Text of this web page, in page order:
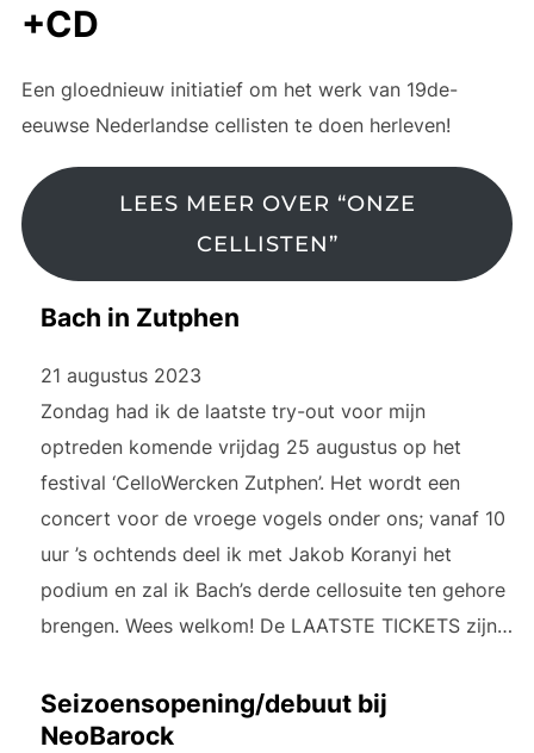
+CD
Een gloednieuw initiatief om het werk van 19de-
eeuwse Nederlandse cellisten te doen herleven!
LEES MEER OVER “ONZE
CELLISTEN”
Bach in Zutphen
21 augustus 2023
Zondag had ik de laatste try-out voor mijn
optreden komende vrijdag 25 augustus op het
festival ‘CelloWercken Zutphen’. Het wordt een
concert voor de vroege vogels onder ons; vanaf 10
uur ’s ochtends deel ik met Jakob Koranyi het
podium en zal ik Bach’s derde cellosuite ten gehore
brengen. Wees welkom! De LAATSTE TICKETS zijn…
Seizoensopening/debuut bij
NeoBarock